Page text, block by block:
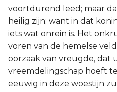
voortdurend leed; maar
heilig zijn; want in dat
iets wat onrein is. Het
voren van de hemelse
oorzaak van vreugde, dat
vreemdelingschap hoeft
eeuwig in deze woestijn